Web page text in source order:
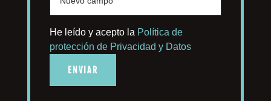
He leído y acepto la Política de
protección de Privacidad y Datos
ENVIAR